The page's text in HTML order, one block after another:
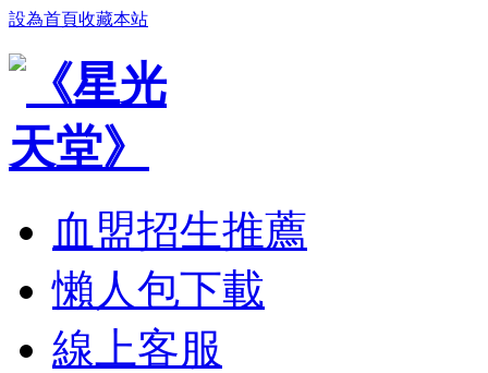
設為首頁收藏本站
血盟招生推薦
懶人包下載
線上客服